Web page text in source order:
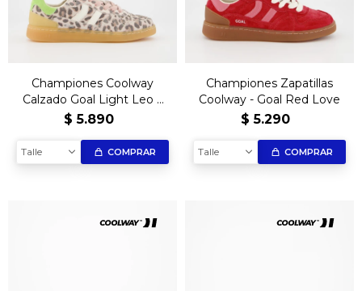
Championes Coolway
Calzado Goal Light Leo –
Edición Exclusiva
$ 5.890
Talle COMPRAR
Championes Zapatillas
Coolway - Goal Red Love
$ 5.290
Talle COMPRAR